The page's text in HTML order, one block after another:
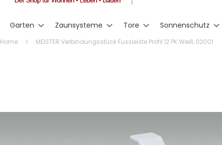
Garten Zaunsysteme Tore Sonnenschutz
Home MEISTER Verbindungsstück Fussleiste Profil 12 PK Weiß 02001